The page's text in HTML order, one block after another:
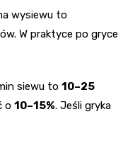
wysiewu to
W praktyce po gryce
siewu to 10–25
o 10–15%. Jeśli gryka